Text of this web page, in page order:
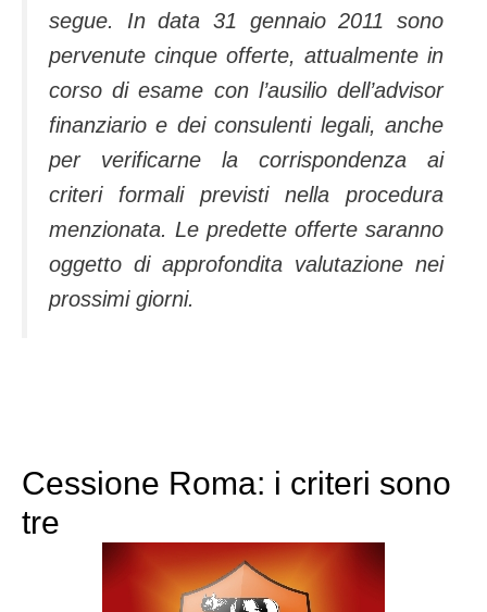
segue. In data 31 gennaio 2011 sono
pervenute cinque offerte, attualmente in
corso di esame con l’ausilio dell’advisor
finanziario e dei consulenti legali, anche
per verificarne la corrispondenza ai
criteri formali previsti nella procedura
menzionata. Le predette offerte saranno
oggetto di approfondita valutazione nei
prossimi giorni.
Cessione Roma: i criteri sono
tre